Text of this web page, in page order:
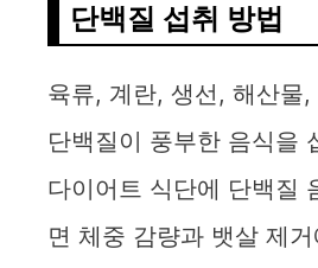
단백질 섭취 방법
육류, 계란, 생선, 해산물
단백질이 풍부한 음식을
다이어트 식단에 단백질
면 체중 감량과 뱃살 제